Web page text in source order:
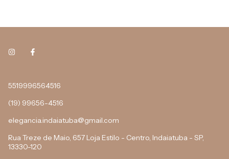
5519996564516
(19) 99656-4516
elegancia.indaiatuba@gmail.com
Rua Treze de Maio, 657 Loja Estilo - Centro, Indaiatuba - SP,
13330-120